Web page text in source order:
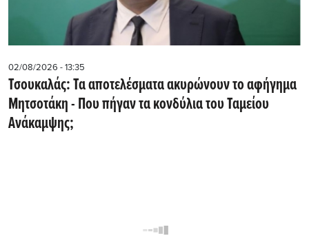
02/08/2026 - 13:35
Τσουκαλάς: Τα αποτελέσματα ακυρώνουν το αφήγημα
Μητσοτάκη - Που πήγαν τα κονδύλια του Ταμείου
Ανάκαμψης;